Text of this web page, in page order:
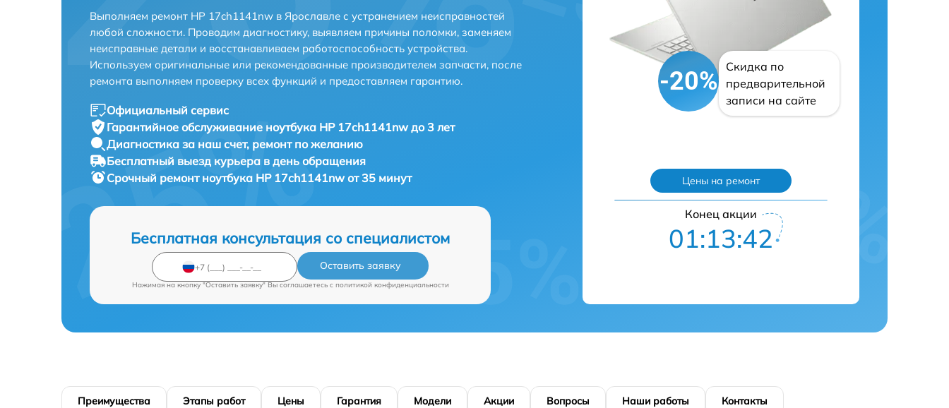
Выполняем ремонт HP 17ch1141nw в Ярославле с устранением неисправностей
любой сложности. Проводим диагностику, выявляем причины поломки, заменяем
неисправные детали и восстанавливаем работоспособность устройства.
Используем оригинальные или рекомендованные производителем запчасти, после
ремонта выполняем проверку всех функций и предоставляем гарантию.
Официальный сервис
Гарантийное обслуживание ноутбука HP 17ch1141nw до 3 лет
Диагностика за наш счет, ремонт по желанию
Бесплатный выезд курьера в день обращения
Срочный ремонт ноутбука HP 17ch1141nw от 35 минут
Бесплатная консультация со специалистом
Оставить заявку
Нажимая на кнопку "Оставить заявку" Вы соглашаетесь c политикой конфиденциальности
-20%
Скидка по
предварительной
записи на сайте
Цены на ремонт
Конец акции
01:13:41
Преимущества Этапы работ Цены Гарантия Модели Акции Вопросы Наши работы Контакты